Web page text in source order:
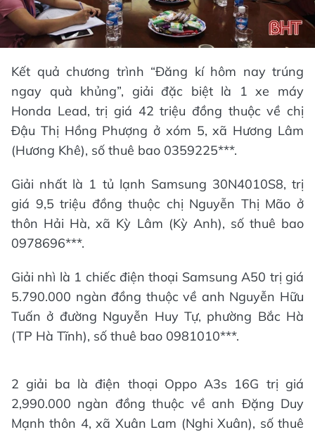
Kết quả chương trình “Đăng kí hôm nay trúng
ngay quà khủng”, giải đặc biệt là 1 xe máy
Honda Lead, trị giá 42 triệu đồng thuộc về chị
Đậu Thị Hồng Phượng ở xóm 5, xã Hương Lâm
(Hương Khê), số thuê bao 0359225***.
Giải nhất là 1 tủ lạnh Samsung 30N4010S8, trị
giá 9,5 triệu đồng thuộc chị Nguyễn Thị Mão ở
thôn Hải Hà, xã Kỳ Lâm (Kỳ Anh), số thuê bao
0978696***.
Giải nhì là 1 chiếc điện thoại Samsung A50 trị giá
5.790.000 ngàn đồng thuộc về anh Nguyễn Hữu
Tuấn ở đường Nguyễn Huy Tự, phường Bắc Hà
(TP Hà Tĩnh), số thuê bao 0981010***.
2 giải ba là điện thoại Oppo A3s 16G trị giá
2,990.000 ngàn đồng thuộc về anh Đặng Duy
Mạnh thôn 4, xã Xuân Lam (Nghi Xuân), số thuê